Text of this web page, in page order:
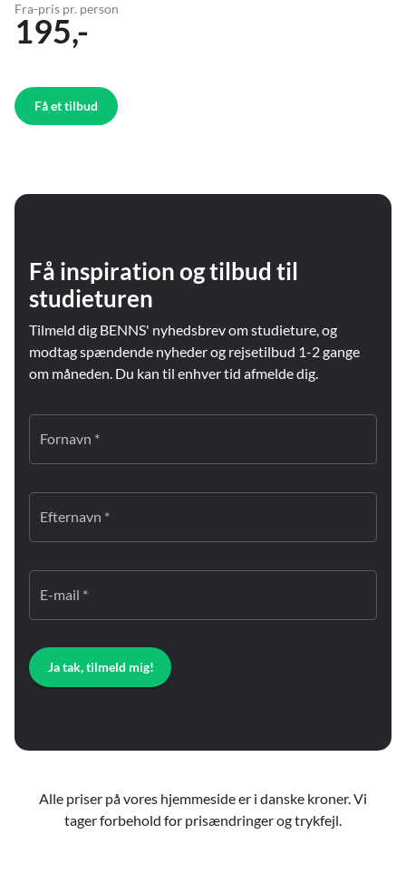
Fra-pris pr. person
195,-
Få et tilbud
Få inspiration og tilbud til
studieturen
Tilmeld dig BENNS' nyhedsbrev om studieture, og
modtag spændende nyheder og rejsetilbud 1-2 gange
om måneden. Du kan til enhver tid afmelde dig.
Fornavn *
Efternavn *
E-mail *
Ja tak, tilmeld mig!
Alle priser på vores hjemmeside er i danske kroner. Vi
tager forbehold for prisændringer og trykfejl.